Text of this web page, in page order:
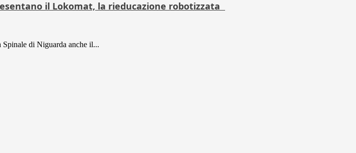
il Lokomat, la rieducazione robotizzata
di Niguarda anche il...